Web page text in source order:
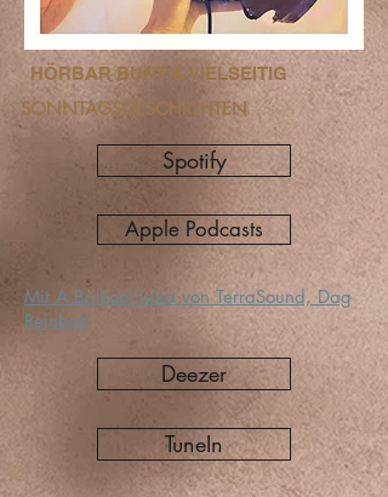
HÖRBAR BUNT & VIELSEITIG
SONNTAGSGESCHICHTEN
Spotify
Apple Podcasts
Mit A Brilliant Idea von TerraSound, Dag
Reinbott
Deezer
TuneIn